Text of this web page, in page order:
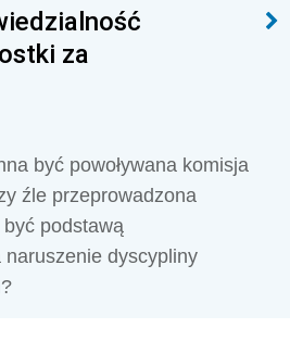
za
być powoływana komisja
źle przeprowadzona
podstawą
dyscypliny